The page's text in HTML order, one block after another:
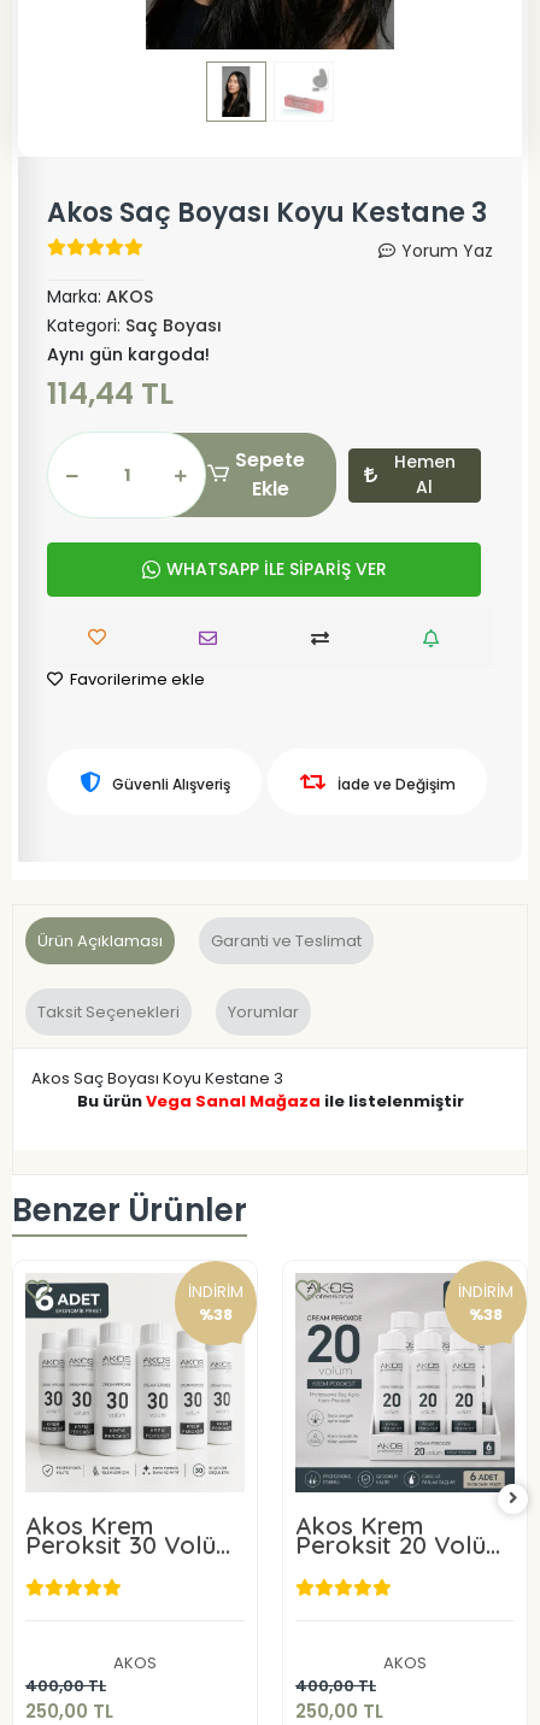
Akos Saç Boyası Koyu Kestane 3
Yorum Yaz
Marka: AKOS
Kategori: Saç Boyası
Aynı gün kargoda!
114,44 TL
Sepete
Ekle
Hemen
Al
WHATSAPP İLE SİPARİŞ VER
Favorilerime ekle
Güvenli Alışveriş İade ve Değişim
Ürün Açıklaması Garanti ve Teslimat
Taksit Seçenekleri Yorumlar
Akos Saç Boyası Koyu Kestane 3
Bu ürünVega Sanal Mağaza ile listelenmiştir
Benzer Ürünler
İNDİRİM
%38
Akos Krem
Peroksit 30 Volüm
%9 60ML-10 Adet
AKOS
400,00 TL
250,00 TL
Sepete Ekle
İNDİRİM
%38
Akos Krem
Peroksit 20 Volüm
%6 60ML-10 Adet
AKOS
400,00 TL
250,00 TL
Sepete Ekle